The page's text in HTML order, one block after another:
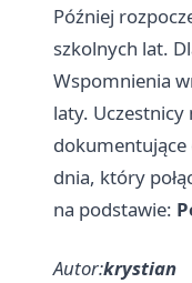
Później
szkolnych lat.
Wspomnienia
laty.
dokumentujące
dnia, który
na podstawie:
Autor:krystian